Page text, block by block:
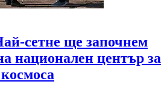
сетне ще започнем
национален център за